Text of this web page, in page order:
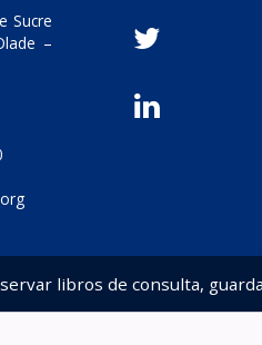
Sucre
–
libros de consulta,